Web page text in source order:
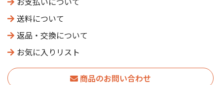
送料について
返品・交換について
お気に入りリスト
商品のお問い合わせ